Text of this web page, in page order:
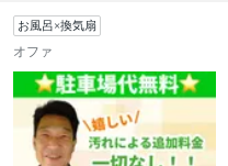
お風呂×換気扇
オファ